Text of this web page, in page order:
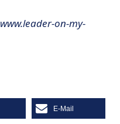
www.leader-on-my-
E-Mail